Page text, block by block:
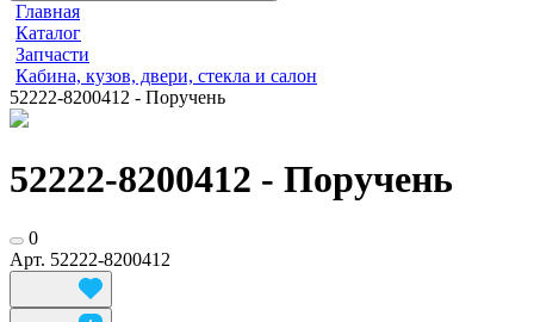
Главная
Каталог
Запчасти
Кабина, кузов, двери, стекла и салон
52222-8200412 - Поручень
52222-8200412 - Поручень
0
Арт. 52222-8200412